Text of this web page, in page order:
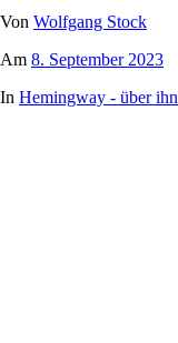
Von Wolfgang Stock
Am 8. September 2023
In Hemingway - über ihn